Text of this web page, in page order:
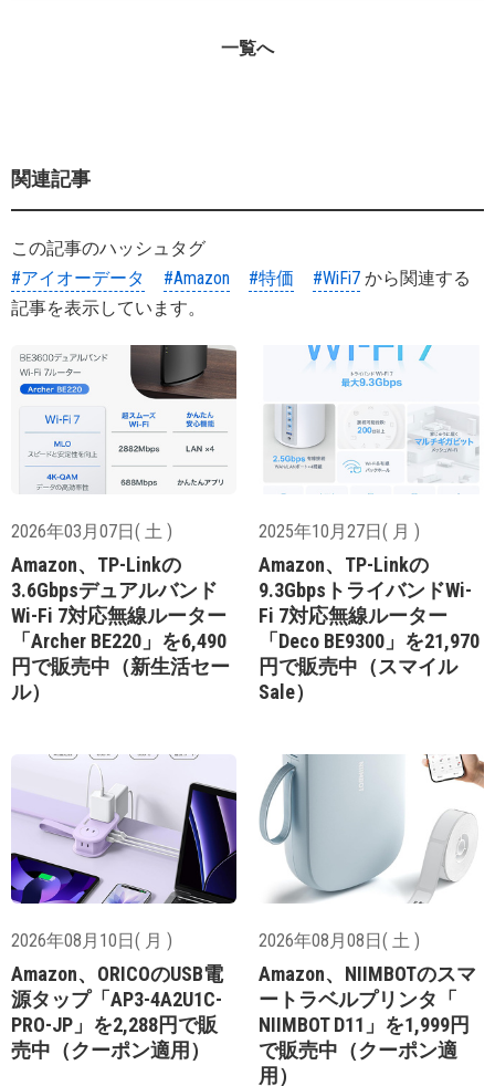
一覧へ
関連記事
この記事のハッシュタグ
#アイオーデータ
#Amazon #特価 #WiFi7 から関連する
記事を表示しています。
2026年03月07日( 土 )
Amazon、TP-Linkの
3.6Gbpsデュアルバンド
Wi-Fi 7対応無線ルーター
「Archer BE220」を6,490
円で販売中（新生活セー
ル）
2025年10月27日( 月 )
Amazon、TP-Linkの
9.3GbpsトライバンドWi-
Fi 7対応無線ルーター
「Deco BE9300」を21,970
円で販売中（スマイル
Sale）
2026年08月10日( 月 )
Amazon、ORICOのUSB電
源タップ「AP3-4A2U1C-
PRO-JP」を2,288円で販
売中（クーポン適用）
2026年08月08日( 土 )
Amazon、NIIMBOTのスマ
ートラベルプリンタ「
NIIMBOT D11」を1,999円
で販売中（クーポン適
用）